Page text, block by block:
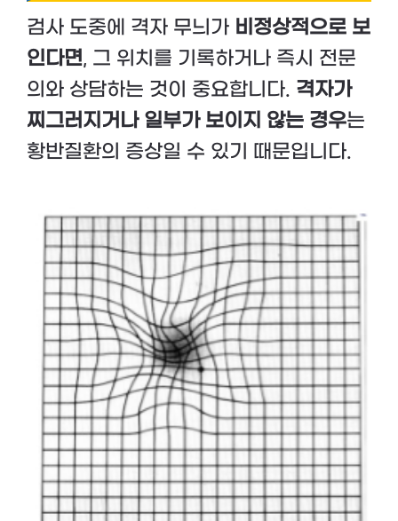
검사 도중에 격자 무늬가 비정상적으로 보
인다면, 그 위치를 기록하거나 즉시 전문
의와 상담하는 것이 중요합니다. 격자가
찌그러지거나 일부가 보이지 않는 경우는
황반질환의 증상일 수 있기 때문입니다.